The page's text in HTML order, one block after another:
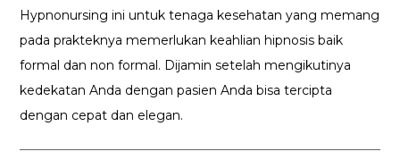
Hypnonursing ini untuk tenaga kesehatan yang memang
pada prakteknya memerlukan keahlian hipnosis baik
formal dan non formal. Dijamin setelah mengikutinya
kedekatan Anda dengan pasien Anda bisa tercipta
dengan cepat dan elegan.